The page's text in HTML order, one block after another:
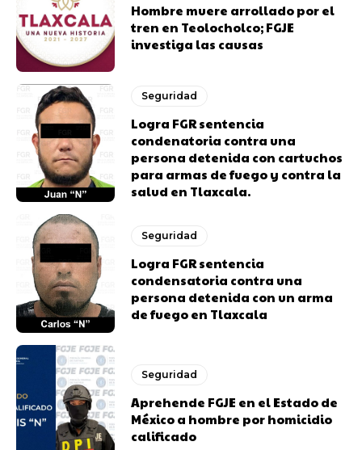
Hombre muere arrollado por el
tren en Teolocholco; FGJE
investiga las causas
Seguridad
Logra FGR sentencia
condenatoria contra una
persona detenida con cartuchos
para armas de fuego y contra la
salud en Tlaxcala.
Seguridad
Logra FGR sentencia
condensatoria contra una
persona detenida con un arma
de fuego en Tlaxcala
Seguridad
Aprehende FGJE en el Estado de
México a hombre por homicidio
calificado